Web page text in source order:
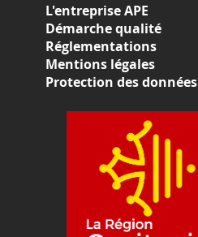
L'entreprise APE
Démarche qualité
Réglementations
Mentions légales
Protection des données